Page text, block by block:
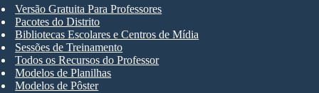
Versão Gratuita Para Professores
Pacotes do Distrito
Bibliotecas Escolares e Centros de Mídia
Sessões de Treinamento
Todos os Recursos do Professor
Modelos de Planilhas
Modelos de Pôster